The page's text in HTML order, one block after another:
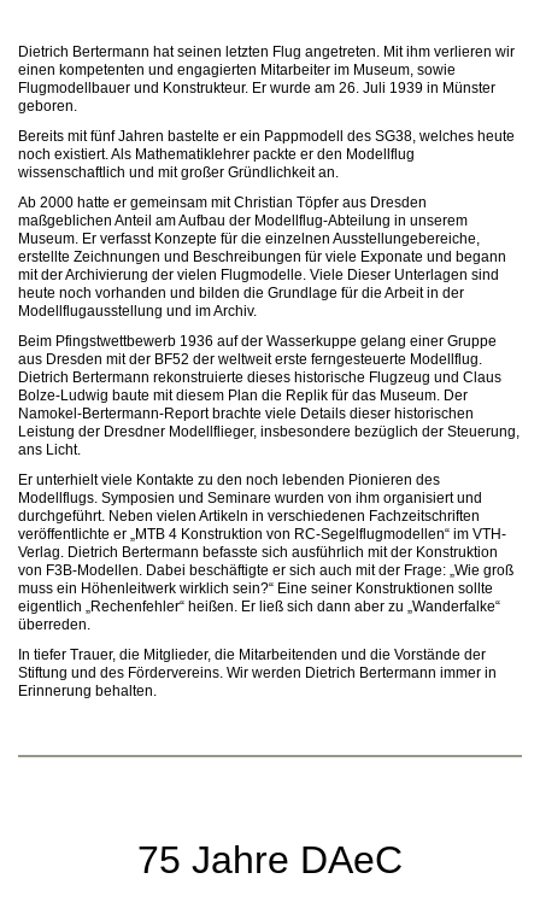
Dietrich Bertermann hat seinen letzten Flug angetreten. Mit ihm verlieren wir
einen kompetenten und engagierten Mitarbeiter im Museum, sowie
Flugmodellbauer und Konstrukteur. Er wurde am 26. Juli 1939 in Münster
geboren.
Bereits mit fünf Jahren bastelte er ein Pappmodell des SG38, welches heute
noch existiert. Als Mathematiklehrer packte er den Modellflug
wissenschaftlich und mit großer Gründlichkeit an.
Ab 2000 hatte er gemeinsam mit Christian Töpfer aus Dresden
maßgeblichen Anteil am Aufbau der Modellflug-Abteilung in unserem
Museum. Er verfasst Konzepte für die einzelnen Ausstellungebereiche,
erstellte Zeichnungen und Beschreibungen für viele Exponate und begann
mit der Archivierung der vielen Flugmodelle. Viele Dieser Unterlagen sind
heute noch vorhanden und bilden die Grundlage für die Arbeit in der
Modellflugausstellung und im Archiv.
Beim Pfingstwettbewerb 1936 auf der Wasserkuppe gelang einer Gruppe
aus Dresden mit der BF52 der weltweit erste ferngesteuerte Modellflug.
Dietrich Bertermann rekonstruierte dieses historische Flugzeug und Claus
Bolze-Ludwig baute mit diesem Plan die Replik für das Museum. Der
Namokel-Bertermann-Report brachte viele Details dieser historischen
Leistung der Dresdner Modellflieger, insbesondere bezüglich der Steuerung,
ans Licht.
Er unterhielt viele Kontakte zu den noch lebenden Pionieren des
Modellflugs. Symposien und Seminare wurden von ihm organisiert und
durchgeführt. Neben vielen Artikeln in verschiedenen Fachzeitschriften
veröffentlichte er „MTB 4 Konstruktion von RC-Segelflugmodellen“ im VTH-
Verlag. Dietrich Bertermann befasste sich ausführlich mit der Konstruktion
von F3B-Modellen. Dabei beschäftigte er sich auch mit der Frage: „Wie groß
muss ein Höhenleitwerk wirklich sein?“ Eine seiner Konstruktionen sollte
eigentlich „Rechenfehler“ heißen. Er ließ sich dann aber zu „Wanderfalke“
überreden.
In tiefer Trauer, die Mitglieder, die Mitarbeitenden und die Vorstände der
Stiftung und des Fördervereins. Wir werden Dietrich Bertermann immer in
Erinnerung behalten.
75 Jahre DAeC